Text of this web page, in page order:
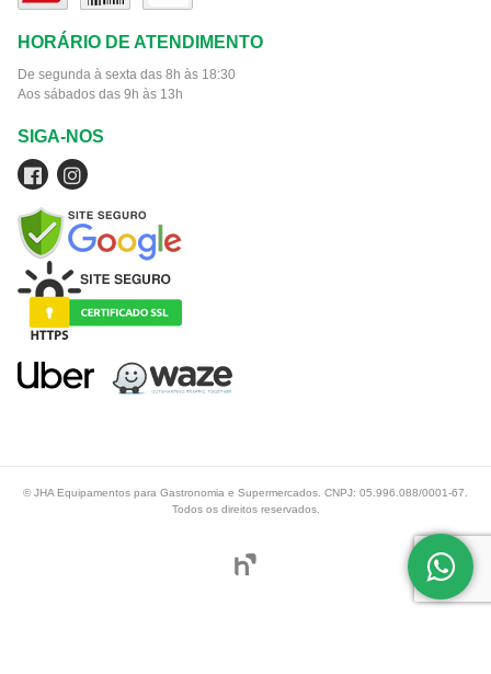
HORÁRIO DE ATENDIMENTO
De segunda à sexta das 8h às 18:30
Aos sábados das 9h às 13h
SIGA-NOS
© JHA Equipamentos para Gastronomia e Supermercados. CNPJ: 05.996.088/0001-67.
Todos os direitos reservados.